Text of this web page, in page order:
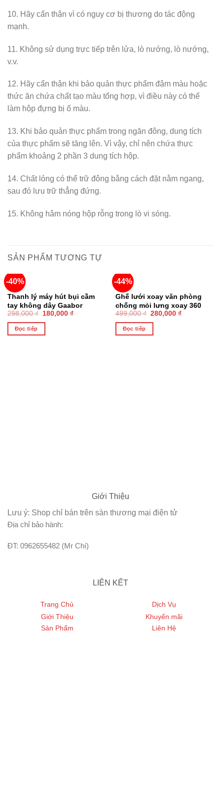
10. Hãy cẩn thận vì có nguy cơ bị thương do tác động
mạnh.
11. Không sử dụng trực tiếp trên lửa, lò nướng, lò nướng,
v.v.
12. Hãy cẩn thận khi bảo quản thực phẩm đậm màu hoặc
thức ăn chứa chất tạo màu tổng hợp, vì điều này có thể
làm hộp đựng bị ố màu.
13. Khi bảo quản thực phẩm trong ngăn đông, dung tích
của thực phẩm sẽ tăng lên. Vì vậy, chỉ nên chứa thực
phẩm khoảng 2 phần 3 dung tích hộp.
14. Chất lỏng có thể trữ đông bằng cách đặt nằm ngang,
sau đó lưu trữ thẳng đứng.
15. Không hâm nóng hộp rỗng trong lò vi sóng.
SẢN PHẨM TƯƠNG TỰ
-40%
HẾT HÀNG
Thanh lý máy hút bụi cầm
tay không dây Gaabor
GVCC-M3A2, 3 đầu hút
298,000₫ 180,000 ₫
Đọc tiếp
-44%
HẾT HÀNG
Ghế lưới xoay văn phòng
chống mỏi lưng xoay 360
cao cấp
499,000₫ 280,000 ₫
Đọc tiếp
Giới Thiệu
Lưu ý: Shop chỉ bán trên sàn thương mại điện tử
Địa chỉ bảo hành:
ĐT: 0962655482 (Mr Chí)
LIÊN KẾT
Trang Chủ
Giới Thiệu
Sản Phẩm
Dịch Vụ
Khuyến mãi
Liên Hệ